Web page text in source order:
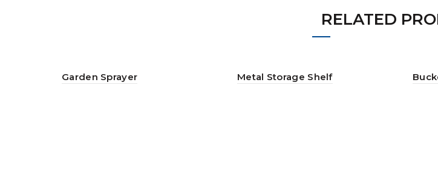
RELATED
Garden Sprayer Metal Storage Shelf